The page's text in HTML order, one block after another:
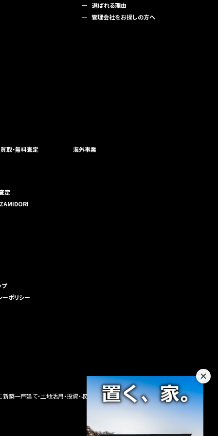
選ばれる理由
管理会社をお探しの方へ
取・無料査定
定
海外事業
プ
ーポリシー
築一戸建て・土地活用・投資・収益不動産・注文住宅・新築住宅・分